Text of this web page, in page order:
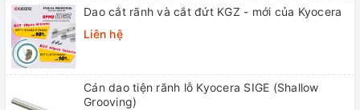
Dao cắt rãnh và cắt đứt KGZ - mới của Kyocera
Liên hệ
Cán dao tiện rãnh lỗ Kyocera SIGE (Shallow
Grooving)